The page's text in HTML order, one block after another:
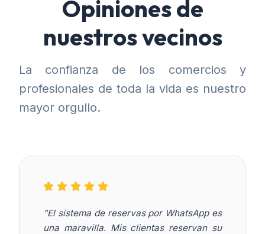
Opiniones de
nuestros vecinos
La confianza de los comercios y
profesionales de toda la vida es nuestro
mayor orgullo.
"El sistema de reservas por WhatsApp es
una maravilla. Mis clientas reservan su